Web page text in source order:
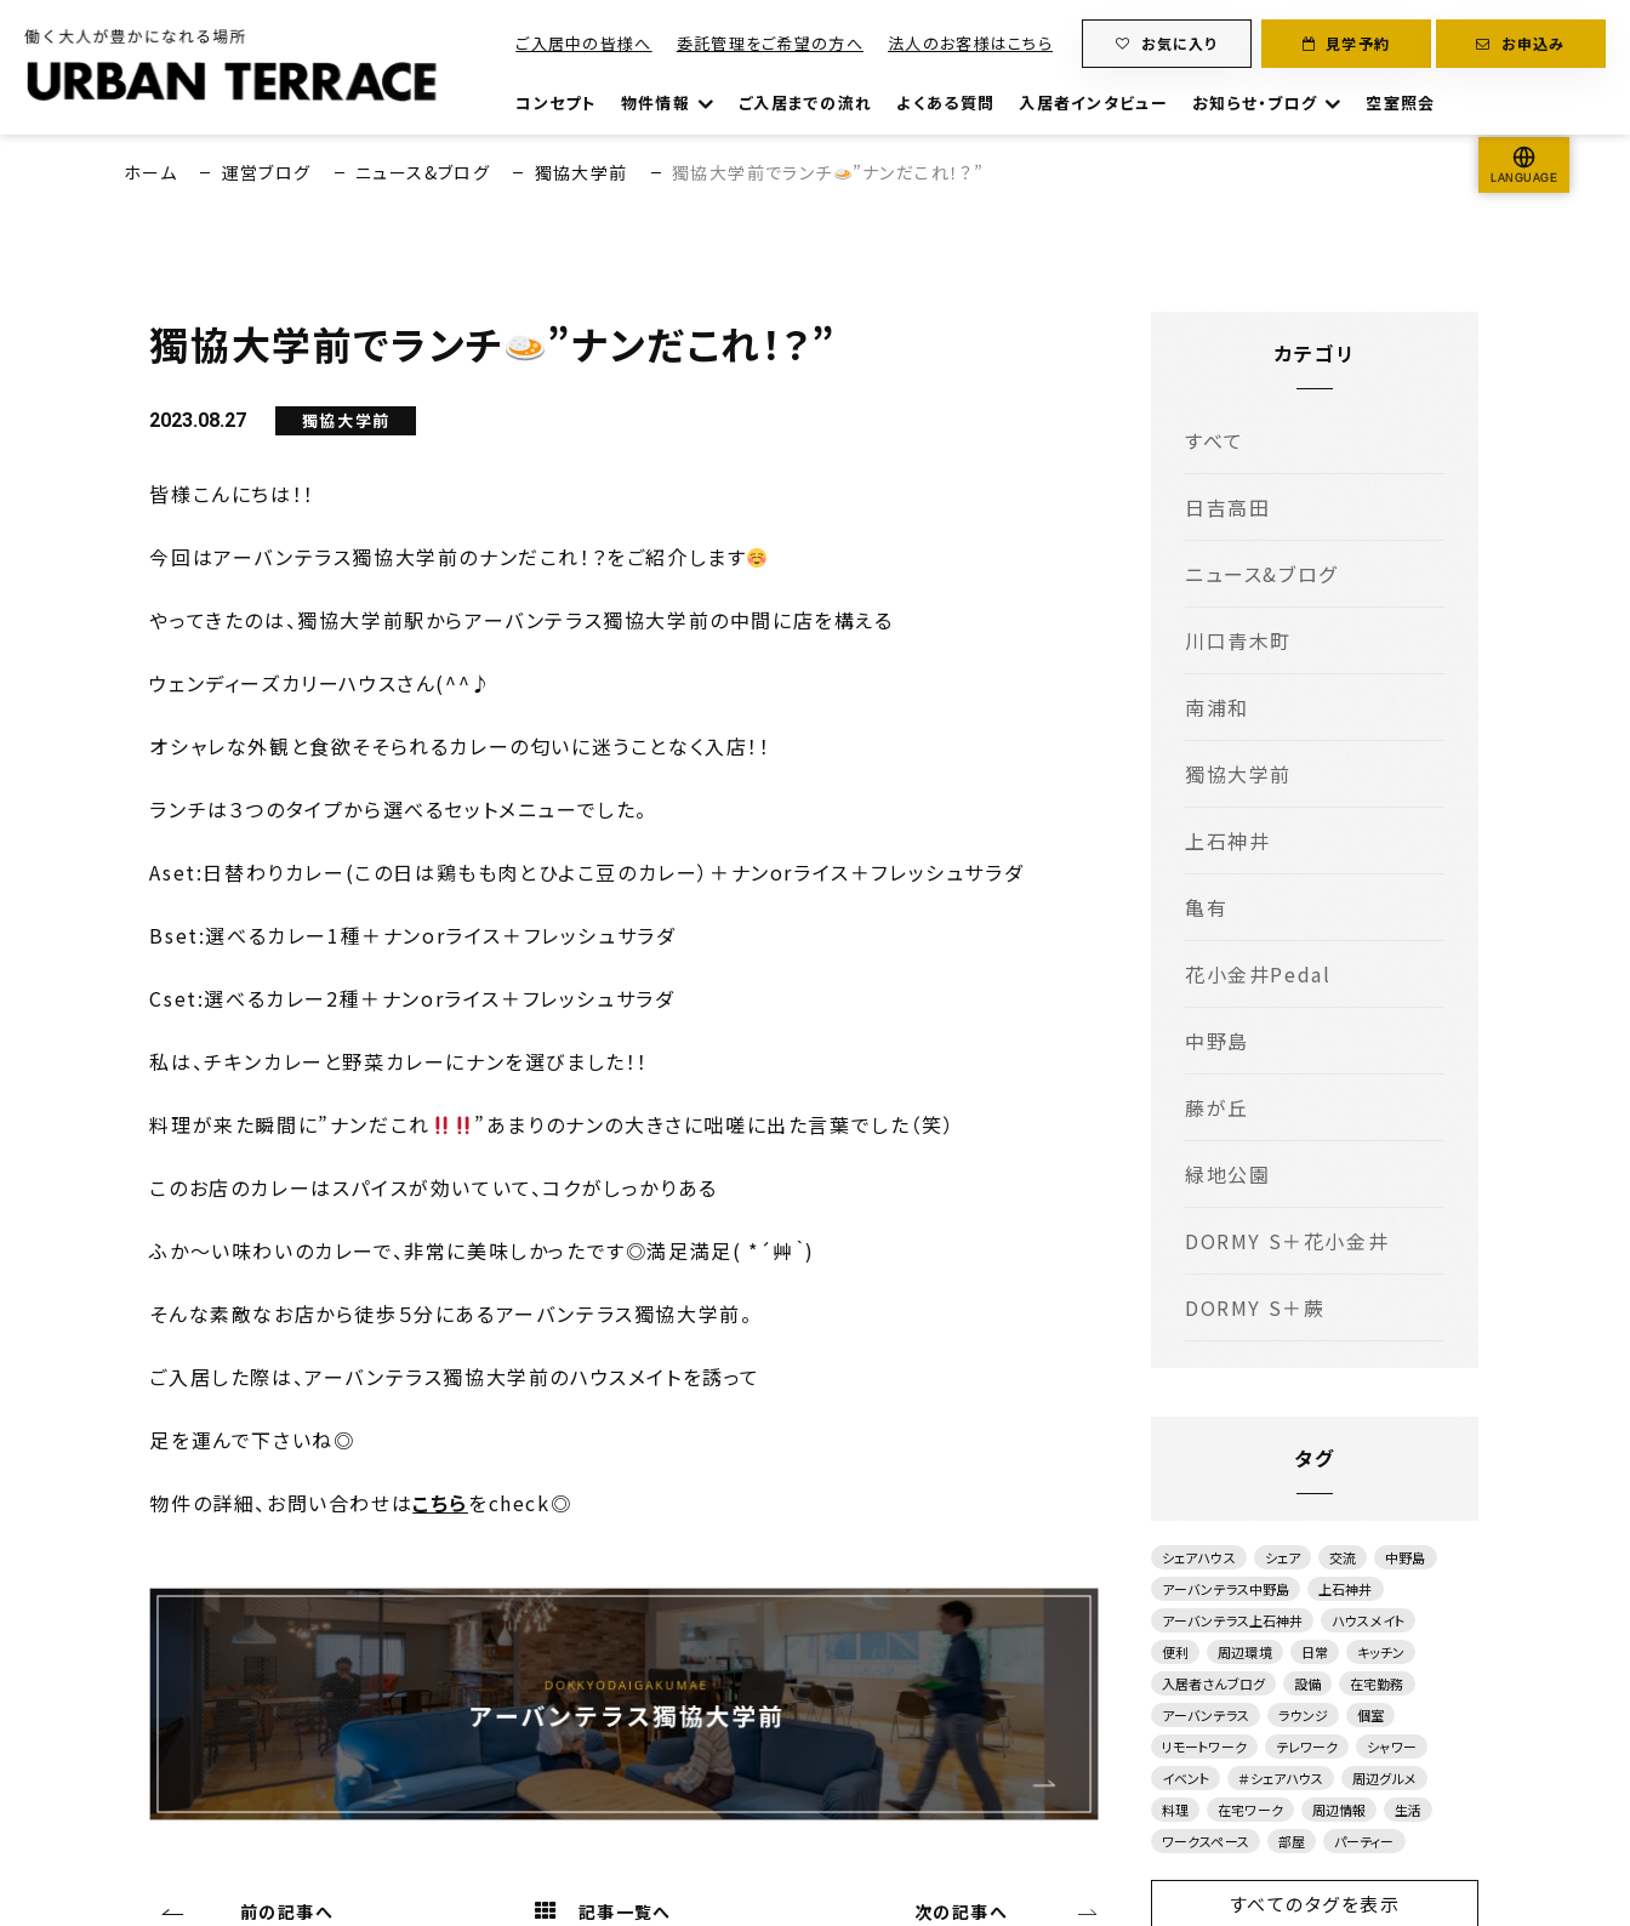
ご入居中の皆様へ 委託管理をご希望の方へ 法人のお客様はこちら お気に入り 見学予約 お申込み
コンセプト 物件情報 ご入居までの流れ よくある質問 入居者インタビュー お知らせ・ブログ 空室照会
ホーム 運営ブログ ニュース&ブログ 獨協大学前 獨協大学前でランチ ”ナンだこれ！？”
獨協大学前でランチ ”ナンだこれ！？”
2023.08.27 獨協大学前
皆様こんにちは！！
今回はアーバンテラス獨協大学前のナンだこれ！？をご紹介します
やってきたのは、獨協大学前駅からアーバンテラス獨協大学前の中間に店を構える
ウェンディーズカリーハウスさん(^^♪
オシャレな外観と食欲そそられるカレーの匂いに迷うことなく入店！！
ランチは３つのタイプから選べるセットメニューでした。
Aset:日替わりカレー(この日は鶏もも肉とひよこ豆のカレー）＋ナンorライス＋フレッシュサラダ
Bset:選べるカレー1種＋ナンorライス＋フレッシュサラダ
Cset:選べるカレー2種＋ナンorライス＋フレッシュサラダ
私は、チキンカレーと野菜カレーにナンを選びました！！
料理が来た瞬間に”ナンだこれ ”あまりのナンの大きさに咄嗟に出た言葉でした（笑）
このお店のカレーはスパイスが効いていて、コクがしっかりある
ふか～い味わいのカレーで、非常に美味しかったです◎満足満足( *´艸｀)
そんな素敵なお店から徒歩５分にあるアーバンテラス獨協大学前。
ご入居した際は、アーバンテラス獨協大学前のハウスメイトを誘って
足を運んで下さいね◎
物件の詳細、お問い合わせはこちらをcheck◎
前の記事へ 記事一覧へ 次の記事へ
カテゴリ
すべて
日吉高田
ニュース&ブログ
川口青木町
南浦和
獨協大学前
上石神井
亀有
花小金井Pedal
中野島
藤が丘
緑地公園
DORMY S＋花小金井
DORMY S＋蕨
タグ
シェアハウス シェア 交流
中野島
アーバンテラス中野島
上石神井
アーバンテラス上石神井
ハウスメイト
便利
周辺環境 日常
キッチン
入居者さんブログ
設備
在宅勤務
アーバンテラス
ラウンジ
個室
リモートワーク
テレワーク
シャワー
イベント
＃シェアハウス
周辺グルメ
料理
在宅ワーク 周辺情報
生活
ワークスペース
部屋 パーティー
すべてのタグを表示
LANGUAGE